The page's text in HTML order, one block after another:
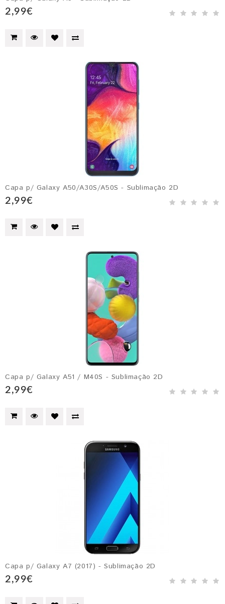
2,99€
Capa p/ Galaxy A50/A30S/A50S - Sublimação 2D
2,99€
Capa p/ Galaxy A51 / M40S - Sublimação 2D
2,99€
Capa p/ Galaxy A7 (2017) - Sublimação 2D
2,99€